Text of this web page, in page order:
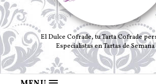
El Dulce Cofrade, tu Tarta Cofrade
Especialistas en Tartas de Semana